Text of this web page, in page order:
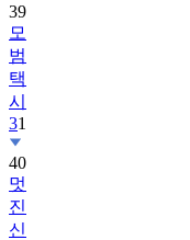
39
모
범
택
시
31
40
멋
진
신